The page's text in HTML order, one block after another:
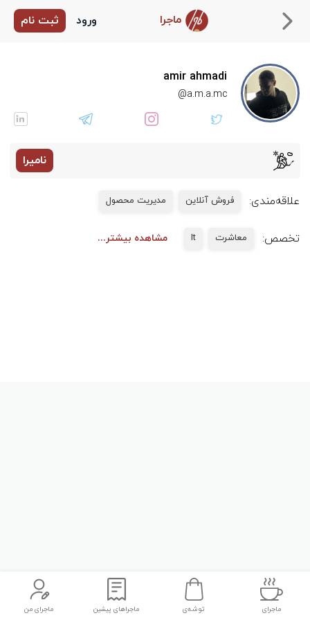
ماجرا ورود ثبت نام
ماجرای توشه‌ی ماجراهای پیشین ماجرای من
amir ahmadi
a.m.a.mc@
نامیرا
علاقه‌مندی: فروش آنلاین مدیریت محصول
تخصص: معاشرت It مشاهده بیشتر...